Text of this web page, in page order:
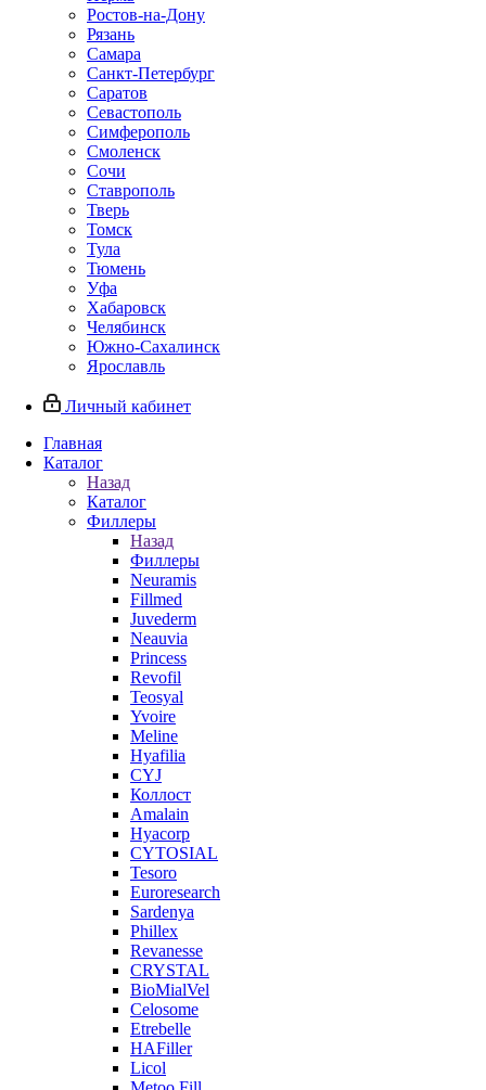
Ростов-на-Дону
Рязань
Самара
Санкт-Петербург
Саратов
Севастополь
Симферополь
Смоленск
Сочи
Ставрополь
Тверь
Томск
Тула
Тюмень
Уфа
Хабаровск
Челябинск
Южно-Сахалинск
Ярославль
Личный кабинет
Главная
Каталог
Назад
Каталог
Филлеры
Назад
Филлеры
Neuramis
Fillmed
Juvederm
Neauvia
Princess
Revofil
Teosyal
Yvoire
Meline
Hyafilia
CYJ
Коллост
Amalain
Hyacorp
CYTOSIAL
Tesoro
Euroresearch
Sardenya
Phillex
Revanesse
CRYSTAL
BioMialVel
Celosome
Etrebelle
HAFiller
Licol